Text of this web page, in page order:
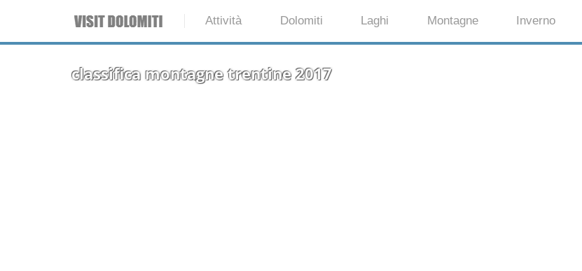
Attività Dolomiti Laghi Montagne Inverno
classifica montagne trentine 2017